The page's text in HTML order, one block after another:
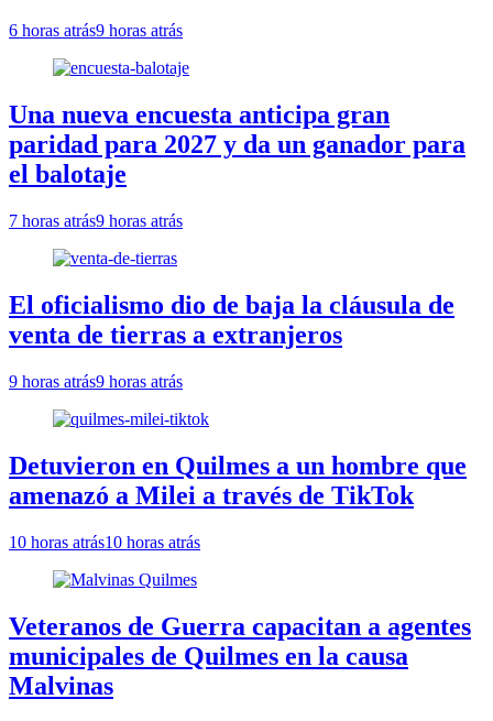
6 horas atrás9 horas atrás
Una nueva encuesta anticipa gran
paridad para 2027 y da un ganador para
el balotaje
7 horas atrás9 horas atrás
El oficialismo dio de baja la cláusula de
venta de tierras a extranjeros
9 horas atrás9 horas atrás
Detuvieron en Quilmes a un hombre que
amenazó a Milei a través de TikTok
10 horas atrás10 horas atrás
Veteranos de Guerra capacitan a agentes
municipales de Quilmes en la causa
Malvinas